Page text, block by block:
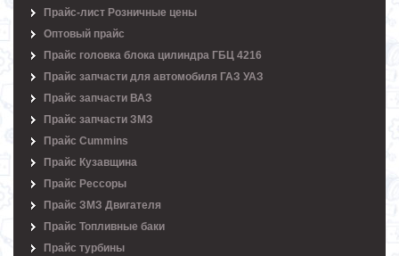
Прайс-лист Розничные цены
Оптовый прайс
Прайс головка блока цилиндра ГБЦ 4216
Прайс запчасти для автомобиля ГАЗ УАЗ
Прайс запчасти ВАЗ
Прайс запчасти ЗМЗ
Прайс Cummins
Прайс Кузавщина
Прайс Рессоры
Прайс ЗМЗ Двигателя
Прайс Топливные баки
Прайс турбины